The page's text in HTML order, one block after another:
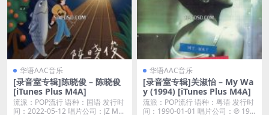
华语AAC音乐
[录音室专辑]陈晓俊 – 陈晓俊
[iTunes Plus M4A]
流派：POP流行 语种：国语 发行时
间：2022-05-12 唱片公司：JZ M...
华语AAC音乐
[录音室专辑]关淑怡 – My Wa
y (1994) [iTunes Plus M4A]
流派：POP流行 语种：粤语 发行时
间：1990-01-01 唱片公司：℗ 19...